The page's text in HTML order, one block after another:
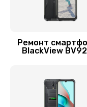
Замена
Отвязка
Ремонт
BlackView